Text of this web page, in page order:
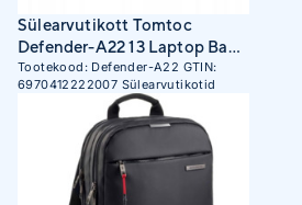
Sülearvutikott Tomtoc
Defender-A22 13 Laptop Bag
(Navy Blue)
Tootekood: Defender-A22 GTIN:
6970412222007 Sülearvutikotid